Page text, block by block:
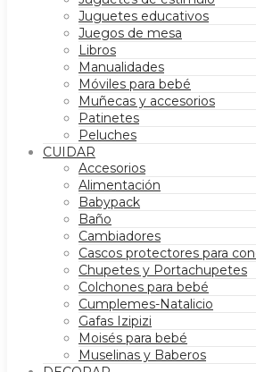
Juguetes educativos
Juegos de mesa
Libros
Manualidades
Móviles para bebé
Muñecas y accesorios
Patinetes
Peluches
CUIDAR
Accesorios
Alimentación
Babypack
Baño
Cambiadores
Cascos protectores para
Chupetes y Portachupetes
Colchones para bebé
Cumplemes-Natalicio
Gafas Izipizi
Moisés para bebé
Muselinas y Baberos